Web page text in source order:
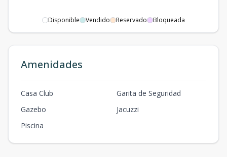
Disponible Vendido Reservado Bloqueada
Amenidades
Casa Club
Garita de Seguridad
Gazebo
Jacuzzi
Piscina